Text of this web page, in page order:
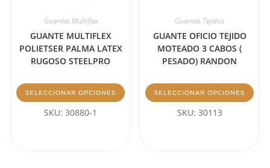
Guantes Multiflex
GUANTE MULTIFLEX
POLIETSER PALMA LATEX
RUGOSO STEELPRO
SELECCIONAR OPCIONES
SKU: 30880-1
Guantes Tejidos
GUANTE OFICIO TEJIDO
MOTEADO 3 CABOS (
PESADO) RANDON
SELECCIONAR OPCIONES
SKU: 30113